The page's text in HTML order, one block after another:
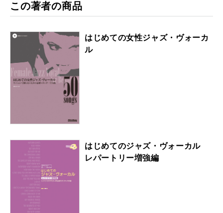
この著者の商品
はじめての女性ジャズ・ヴォーカ
ル
はじめてのジャズ・ヴォーカル
レパートリー増強編